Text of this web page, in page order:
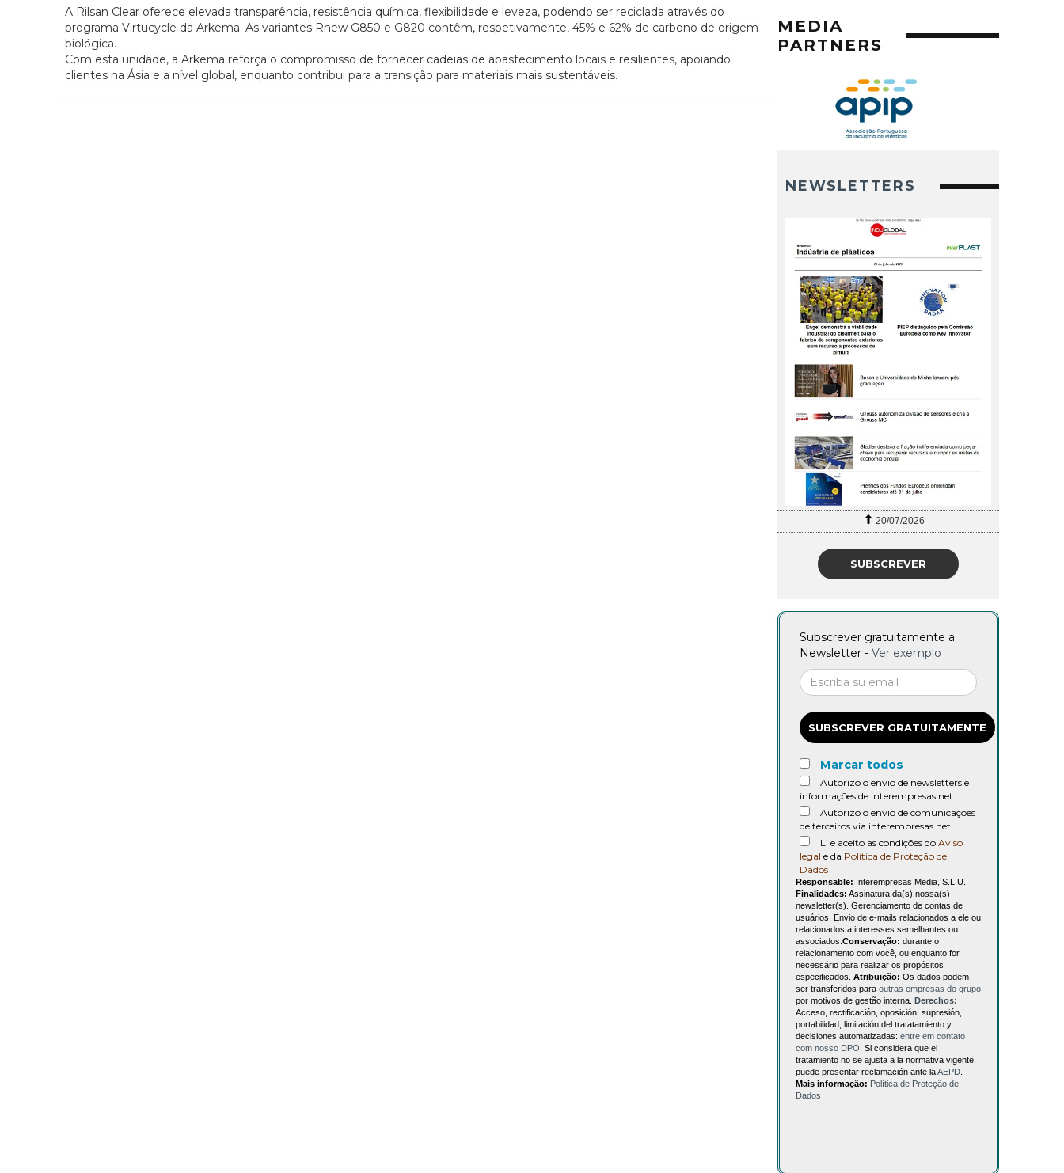
A Rilsan Clear oferece elevada transparência, resistência química, flexibilidade e leveza, podendo ser reciclada através do
programa Virtucycle da Arkema. As variantes Rnew G850 e G820 contêm, respetivamente, 45% e 62% de carbono de origem
biológica.
Com esta unidade, a Arkema reforça o compromisso de fornecer cadeias de abastecimento locais e resilientes, apoiando
clientes na Ásia e a nível global, enquanto contribui para a transição para materiais mais sustentáveis.
MEDIA
PARTNERS
NEWSLETTERS
20/07/2026
SUBSCREVER
Subscrever gratuitamente a
Newsletter - Ver exemplo
SUBSCREVER GRATUITAMENTE
Marcar todos
Autorizo o envio de newsletters e
informações de interempresas.net
Autorizo o envio de comunicações
de terceiros via interempresas.net
Li e aceito as condições do Aviso
legal e da Política de Proteção de
Dados
Responsable: Interempresas Media, S.L.U.
Finalidades: Assinatura da(s) nossa(s)
newsletter(s). Gerenciamento de contas de
usuários. Envio de e-mails relacionados a ele ou
relacionados a interesses semelhantes ou
associados. Conservação: durante o
relacionamento com você, ou enquanto for
necessário para realizar os propósitos
especificados. Atribuição: Os dados podem
ser transferidos para outras empresas do grupo
por motivos de gestão interna. Derechos:
Acceso, rectificación, oposición, supresión,
portabilidad, limitación del tratatamiento y
decisiones automatizadas: entre em contato
com nosso DPO . Si considera que el
tratamiento no se ajusta a la normativa vigente,
puede presentar reclamación ante laAEPD
Mais informação: Política de Proteção de
Dados